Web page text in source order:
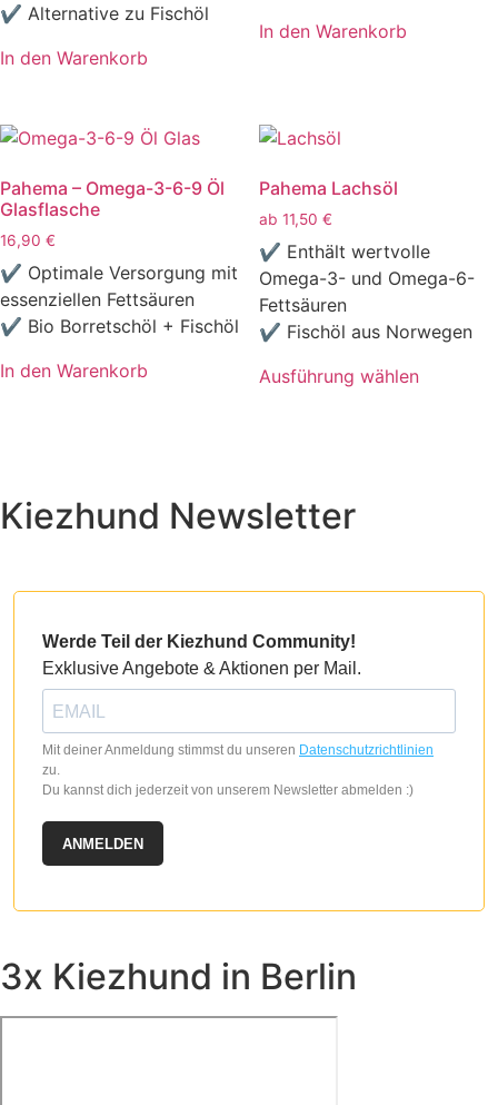
✔ Alternative zu Fischöl
In den Warenkorb
In den Warenkorb
Pahema – Omega-3-6-9 Öl
Glasflasche
16,90 €
✔ Optimale Versorgung mit
essenziellen Fettsäuren
✔ Bio Borretschöl + Fischöl
In den Warenkorb
Pahema Lachsöl
ab 11,50 €
✔ Enthält wertvolle
Omega-3- und Omega-6-
Fettsäuren
✔ Fischöl aus Norwegen
Ausführung wählen
Varianten
auf.
Optionen
auf
der
Produktseite
werden
Kiezhund Newsletter
Werde Teil der Kiezhund Community!
Exklusive Angebote & Aktionen per Mail.
Mit deiner Anmeldung stimmst du unseren Datenschutzrichtlinien
zu.
Du kannst dich jederzeit von unserem Newsletter abmelden :)
ANMELDEN
3x Kiezhund in Berlin